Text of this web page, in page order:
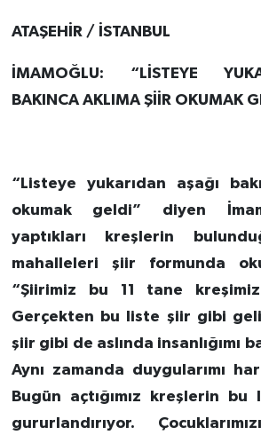
ATAŞEHİR / İSTANBUL
İMAMOĞLU: “LİSTEYE
BAKINCA AKLIMA ŞİİR OKUMAK
“Listeye yukarıdan aşağı
okumak geldi” diyen
yaptıkları kreşlerin
mahalleleri şiir formunda
“Şiirimiz bu 11 tane
Gerçekten bu liste şiir gibi
şiir gibi de aslında insanlığımı
Aynı zamanda duygularımı
Bugün açtığımız kreşlerin
gururlandırıyor.